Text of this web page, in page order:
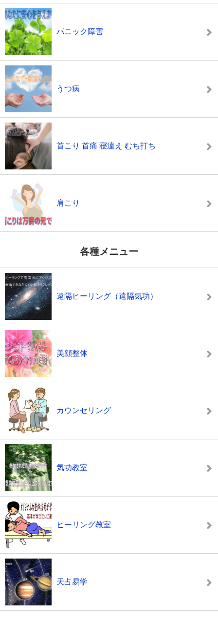
パニック障害
うつ病
首こり 首痛 寝違え むち打ち
肩こり
各種メニュー
遠隔ヒーリング（遠隔気功）
美顔整体
カウンセリング
気功教室
ヒーリング教室
天占易学